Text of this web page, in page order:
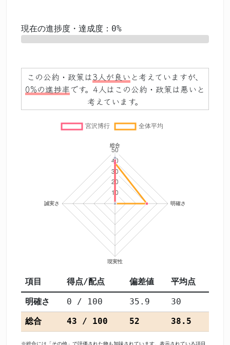
現在の進捗度・達成度：0%
この公約・政策は3人が良い と考えていますが、
0%の進捗率です。4人はこの公約・政策は悪いと
考えています。
項目 得点/配点 偏差値 平均点
明確さ 0 / 100 35.9
30
総合
43 / 100 52 38.5
※総合には「その他」で評価された物も加味されています。表示されている項目